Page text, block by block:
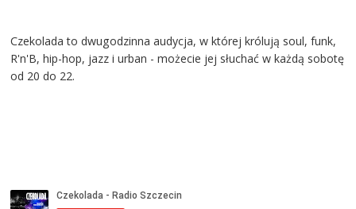
Czekolada to dwugodzinna audycja, w której królują soul, funk,
R'n'B, hip-hop, jazz i urban - możecie jej słuchać w każdą sobotę
od 20 do 22.